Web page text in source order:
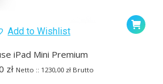
Add to Wishlist
iPad Mini Premium
zł Netto :: 1230,00 złBrutto